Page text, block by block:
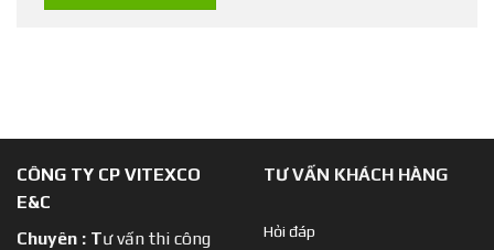
CÔNG TY CP VITEXCO
E&C
Chuyên : Tư vấn thi công
TƯ VẤN KHÁCH HÀNG
Hỏi đáp